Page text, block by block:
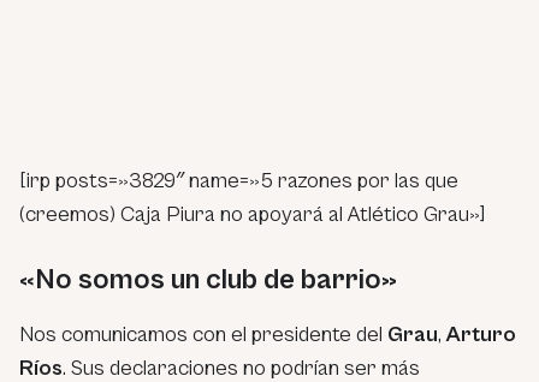
[irp posts=»3829″ name=»5 razones por las que
(creemos) Caja Piura no apoyará al Atlético Grau»]
«No somos un club de barrio»
Nos comunicamos con el presidente del Grau,Arturo
Ríos. Sus declaraciones no podrían ser más